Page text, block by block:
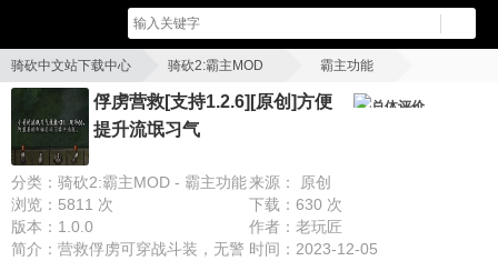
骑砍中文站下载中心 骑砍2:霸主MOD 霸主功能
俘虏营救[支持1.2.6][原创]方便提升流氓习气 总体评价
俘虏营救[支持1.2.6][原创]方便
提升流氓习气
分类：骑砍2:霸主MOD - 霸主功能来源： 原创
浏览：5811 次
下载：630 次
版本：1.0.0
作者：老玩匠
简介：营救俘虏可穿战斗装，无警 时间：2023-12-05